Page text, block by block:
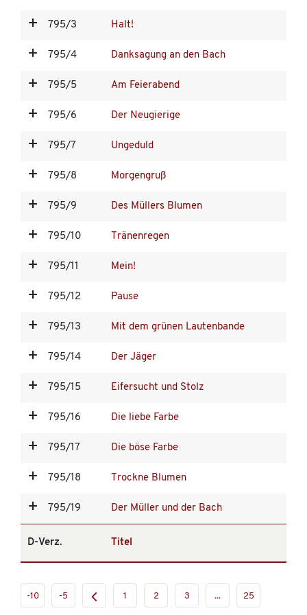
795/3 Halt!
795/4 Danksagung an den Bach
795/5 Am Feierabend
795/6 Der Neugierige
795/7 Ungeduld
795/8 Morgengruß
795/9 Des Müllers Blumen
795/10 Tränenregen
795/11 Mein!
795/12 Pause
795/13 Mit dem grünen Lautenbande
795/14 Der Jäger
795/15 Eifersucht und Stolz
795/16 Die liebe Farbe
795/17 Die böse Farbe
795/18 Trockne Blumen
795/19 Der Müller und der Bach
D-Verz. Titel
-10 -5 1 2 3 ... 25